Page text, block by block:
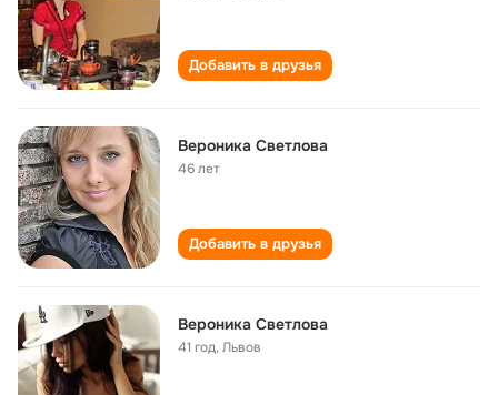
Добавить в друзья
Вероника Светлова
46 лет
Добавить в друзья
Вероника Светлова
41 год,Львов